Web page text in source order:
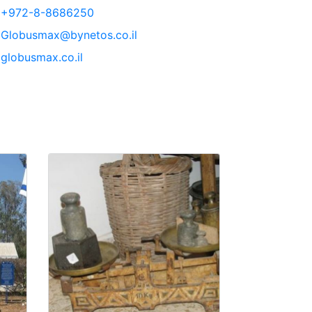
+972-8-8686250
Globusmax@bynetos.co.il
globusmax.co.il